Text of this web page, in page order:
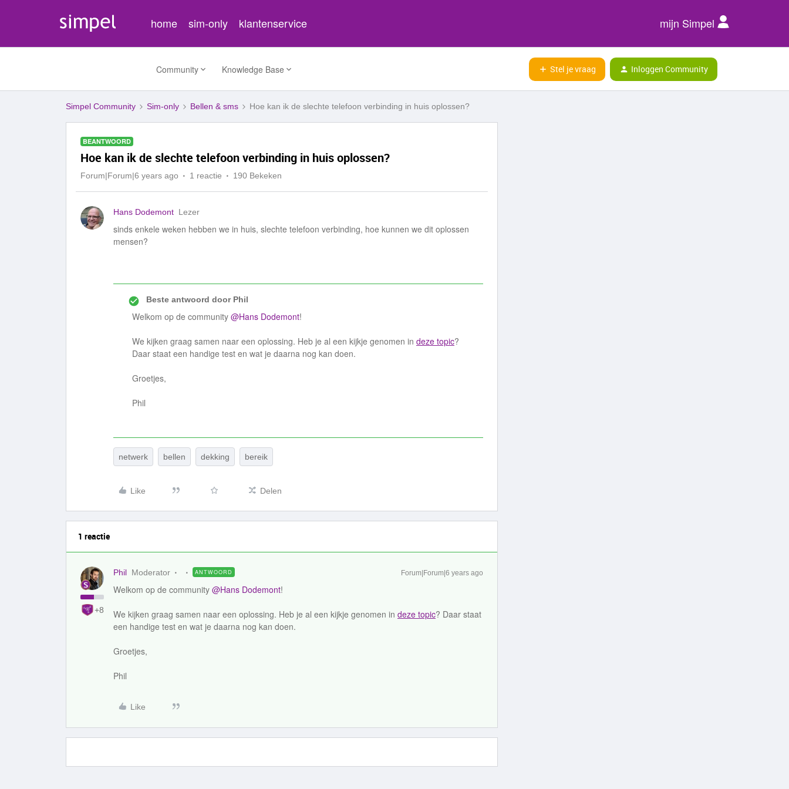
home sim-only klantenservice mijn Simpel
Community Knowledge Base Stel je vraag Inloggen Community
Simpel Community Sim-only Bellen & sms Hoe kan ik de slechte telefoon verbinding in huis oplossen?
BEANTWOORD
Hoe kan ik de slechte telefoon verbinding in huis oplossen?
Forum|Forum|6 years ago 1 reactie 190 Bekeken
Hans Dodemont Lezer
sinds enkele weken hebben we in huis, slechte telefoon verbinding, hoe kunnen we dit oplossen
mensen?
Beste antwoord doorPhil
Welkom op de community @Hans Dodemont!
We kijken graag samen naar een oplossing. Heb je al een kijkje genomen in deze topic?
Daar staat een handige test en wat je daarna nog kan doen.
Groetjes,
Phil
netwerk bellen dekking bereik
Like Delen
1 reactie
+8
Phil Moderator ANTWOORD Forum|Forum|6 years ago
Welkom op de community @Hans Dodemont!
We kijken graag samen naar een oplossing. Heb je al een kijkje genomen in deze topic? Daar staat
een handige test en wat je daarna nog kan doen.
Groetjes,
Phil
Like